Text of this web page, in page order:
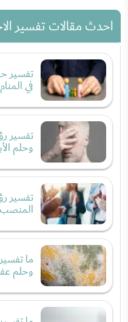
احدث مقالات تفسير
تفسير
في المنام
تفسير
وحلم
تفسير
المنصب
ما
وحلم